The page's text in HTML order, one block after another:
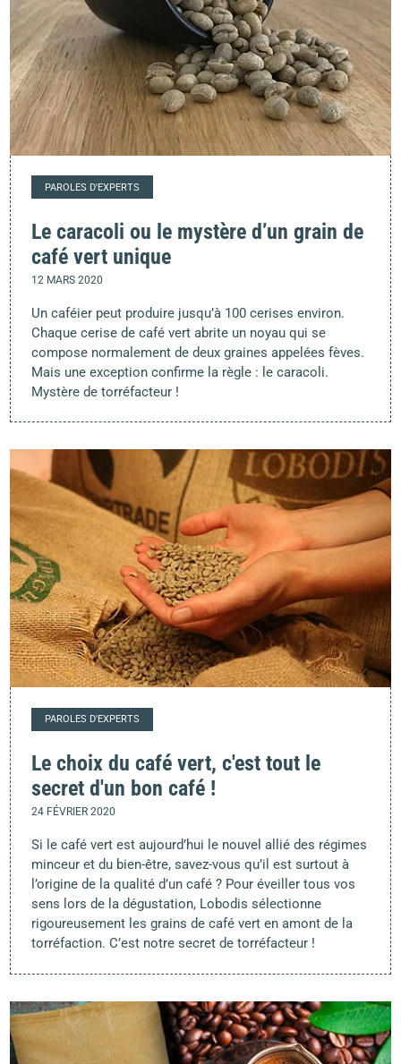
PAROLES D'EXPERTS
Le caracoli ou le mystère d’un grain de
café vert unique
12 MARS 2020
Un caféier peut produire jusqu’à 100 cerises environ.
Chaque cerise de café vert abrite un noyau qui se
compose normalement de deux graines appelées fèves.
Mais une exception confirme la règle : le caracoli.
Mystère de torréfacteur !
PAROLES D'EXPERTS
Le choix du café vert, c'est tout le
secret d'un bon café !
24 FÉVRIER 2020
Si le café vert est aujourd’hui le nouvel allié des régimes
minceur et du bien-être, savez-vous qu’il est surtout à
l’origine de la qualité d’un café ? Pour éveiller tous vos
sens lors de la dégustation, Lobodis sélectionne
rigoureusement les grains de café vert en amont de la
torréfaction. C’est notre secret de torréfacteur !